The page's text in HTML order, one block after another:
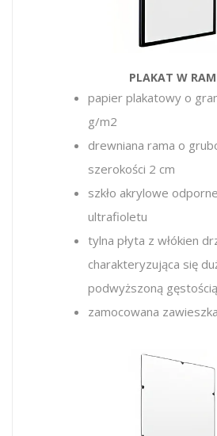
PLAKAT W
papier plakatowy o
g/m2
drewniana rama o
szerokości 2 cm
szkło akrylowe
ultrafioletu
tylna płyta z włókien
charakteryzująca się
podwyższoną gęstością
zamocowana zawieszka